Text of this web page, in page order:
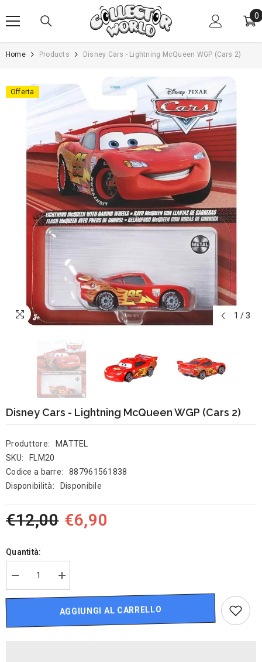
0
0
Home Products Disney Cars - Lightning McQueen WGP (Cars 2)
Offerta
1 / 3
Disney Cars - Lightning McQueen WGP (Cars 2)
Produttore:
MATTEL
SKU:
FLM20
Codice a barre:
887961561838
Disponibilità:
Disponibile
€12,00 €6,90
Quantità:
Diminuire
la
quantità
Aumenta
la
quantità
per
Disney
Cars
AGGIUNGI AL CARRELLO